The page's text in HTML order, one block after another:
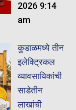
2026 9:14
am
कुडाळमध्ये तीन
इलेक्ट्रिकल
व्यावसायिकांची
साडेतीन
लाखांची